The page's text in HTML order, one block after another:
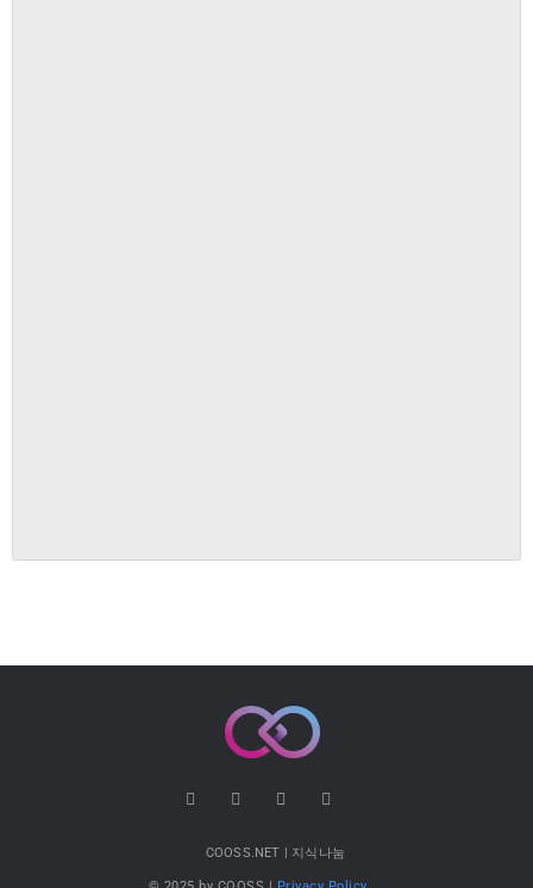
COOSS.NET | 지식나눔